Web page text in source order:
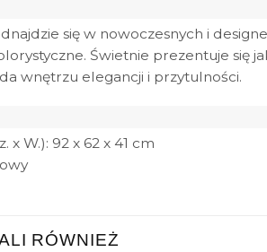
się w nowoczesnych i
Świetnie prezentuje się
wnętrzu elegancji i przytulności.
x W.): 92 x 62 x 41 cm
RÓWNIEŻ